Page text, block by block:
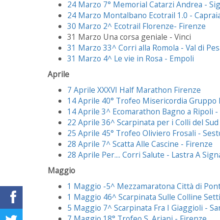
24 Marzo 7° Memorial Catarzi Andrea -
24 Marzo Montalbano Ecotrail 1.0 -
30 Marzo 2^ Ecotrail Florenze- Firenze
31 Marzo Una corsa geniale - Vinci
31 Marzo 33^ Corri alla Romola - Val di
31 Marzo 4^ Le vie in Rosa - Empoli
Aprile
7 Aprile XXXVI Half Marathon Firenze
14 Aprile 40° Trofeo Misericordia Gruppo
14 Aprile 3^ Ecomarathon Bagno a Ripoli -
22 Aprile 36^ Scarpinata per i Colli del
25 Aprile 45° Trofeo Oliviero Frosali -
28 Aprile 7^ Scatta Alle Cascine - Firenze
28 Aprile Per.... Corri Salute - Lastra A
Maggio
1 Maggio -5^ Mezzamaratona Città di
1 Maggio 46^ Scarpinata Sulle Colline
5 Maggio 7^ Scarpinata Fra I Giaggioli -